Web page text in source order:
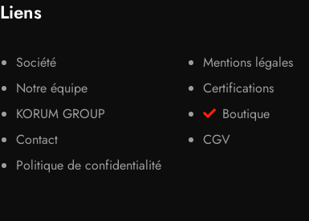
Liens
Société
Notre équipe
KORUM GROUP
Contact
Politique de confidentialité
Mentions légales
Certifications
Boutique
CGV